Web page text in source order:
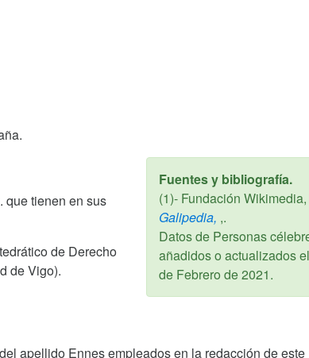
que tienen en sus
de Derecho
de Vigo).
Fuentes y bibliografía.
(1)- Fundación Wikimedia,
Galipedia, ,.
Datos de Personas
añadidos o actualizados el
de Febrero de 2021.
apellido Ennes empleados en la redacción de este